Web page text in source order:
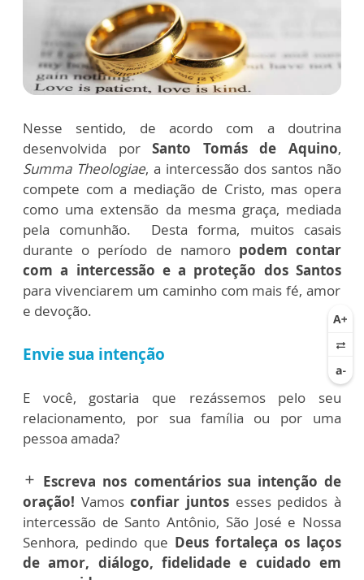
Nesse sentido, de acordo com a doutrina
desenvolvida porSanto Tomás de Aquino,
Summa Theologiae, a intercessão dos santos não
compete com a mediação de Cristo, mas opera
como uma extensão da mesma graça, mediada
pela comunhão. Desta forma, muitos casais
durante o período de namoro podem contar
com a intercessão e a proteção dos Santos
para vivenciarem um caminho com mais fé, amor
e devoção.
Envie sua intenção
E você, gostaria que rezássemos pelo
seu
relacionamento, por sua família ou por uma
pessoa amada?
add
Escreva nos comentários sua intenção de
oração! Vamosconfiar juntos esses pedidos à
intercessão de Santo Antônio, São José e Nossa
Senhora, pedindo que Deus fortaleça os laços
de amor, diálogo, fidelidade e cuidado em